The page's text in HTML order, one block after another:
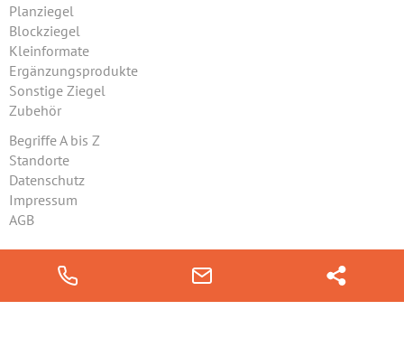
Planziegel
Blockziegel
Kleinformate
Ergänzungsprodukte
Sonstige Ziegel
Zubehör
Begriffe A bis Z
Standorte
Datenschutz
Impressum
AGB